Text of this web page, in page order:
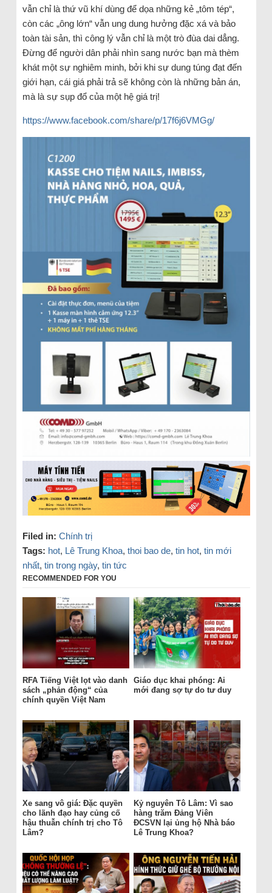
vẫn chỉ là thứ vũ khí dùng để dọa những kẻ „tôm tép“,
còn các „ông lớn“ vẫn ung dung hưởng đặc xá và bảo
toàn tài sản, thì công lý vẫn chỉ là một trò đùa dai dẳng.
Đừng để người dân phải nhìn sang nước bạn mà thèm
khát một sự nghiêm minh, bởi khi sự dung túng đạt đến
giới hạn, cái giá phải trả sẽ không còn là những bản án,
mà là sự sụp đổ của một hệ giá trị!
https://www.facebook.com/share/p/17f6j6VMGg/
Filed in: Chính trị
Tags: hot, Lê Trung Khoa, thoi bao de, tin hot, tin mới
nhất, tin trong ngày, tin tức
RECOMMENDED FOR YOU
RFA Tiếng Việt lọt vào danh
sách „phản động“ của
chính quyền Việt Nam
Giáo dục khai phóng: Ai
mới đang sợ tự do tư duy
Xe sang vô giá: Đặc quyền
cho lãnh đạo hay củng cố
hậu thuẫn chính trị cho Tô
Lâm?
Kỷ nguyên Tô Lâm: Vì sao
hàng trăm Đảng Viên
ĐCSVN lại ủng hộ Nhà báo
Lê Trung Khoa?